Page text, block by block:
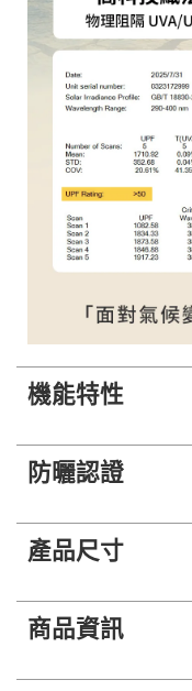
機能特性
防曬認證
產品尺寸
商品資訊